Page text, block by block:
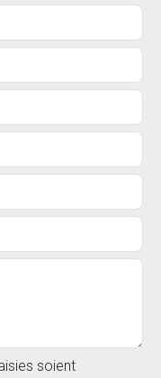
soient